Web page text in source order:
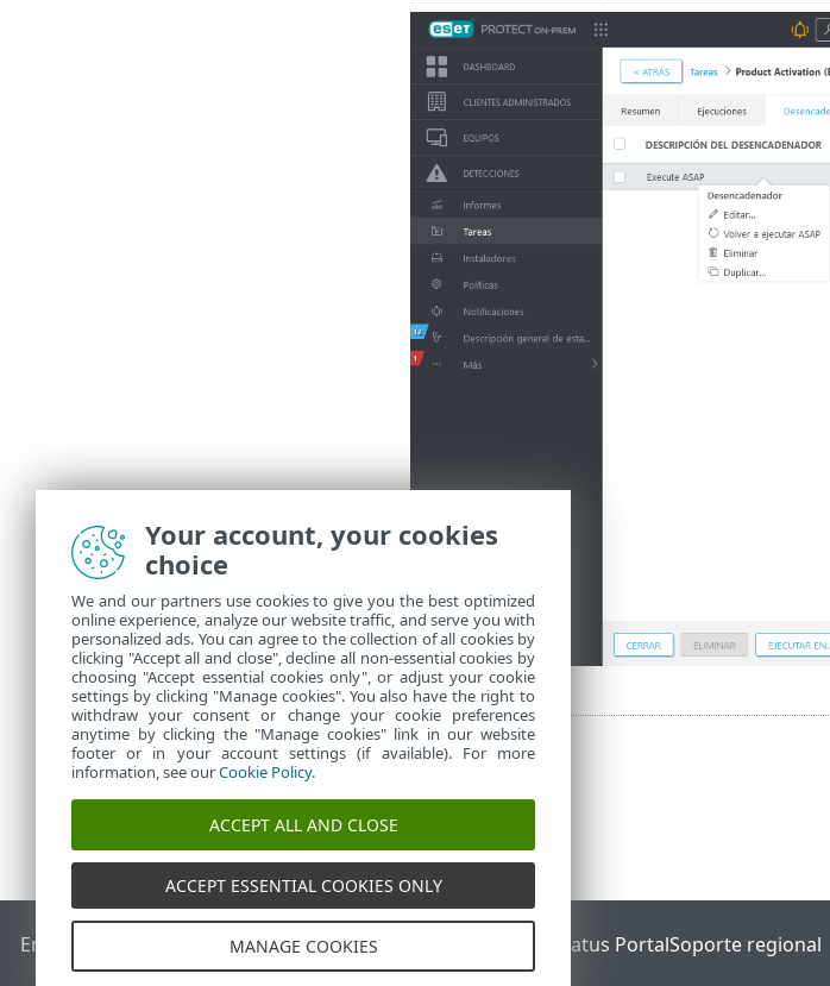
End of Life Base de conocimiento de ESET ESET Status PortalSoporte regional
Your account, your cookies
choice
We and our partners use cookies to give you the best optimized
online experience, analyze our website traffic, and serve you with
personalized ads. You can agree to the collection of all cookies by
clicking "Accept all and close", decline all non-essential cookies by
choosing "Accept essential cookies only", or adjust your cookie
settings by clicking "Manage cookies". You also have the right to
withdraw your consent or change your cookie preferences
anytime by clicking the "Manage cookies" link in our website
footer or in your account settings (if available). For more
information, see ourCookie Policy.
ACCEPT ALL AND CLOSE
ACCEPT ESSENTIAL COOKIES ONLY
MANAGE COOKIES